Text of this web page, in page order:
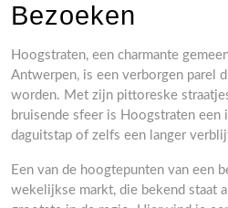
Bezoeken
Hoogstraten, een charmante
Antwerpen, is een verborgen parel
worden. Met zijn pittoreske
bruisende sfeer is Hoogstraten een
daguitstap of zelfs een langer
Een van de hoogtepunten van een
wekelijkse markt, die bekend staat